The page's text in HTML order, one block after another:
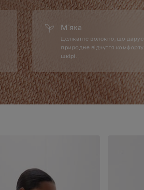
М’яка
Делікатне волокно, що дарує
природне відчуття
шкірі.